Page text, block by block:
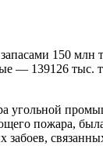
150
139126 тыс.
угольной
пожара,